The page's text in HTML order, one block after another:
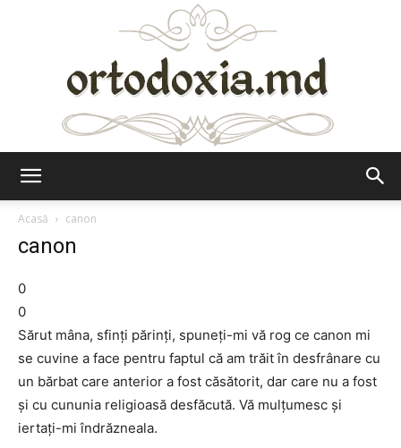
Acasă
canon
canon
0
0
Sărut mâna, sfinţi părinţi, spuneţi-mi vă rog ce canon mi
se cuvine a face pentru faptul că am trăit în desfrânare cu
un bărbat care anterior a fost căsătorit, dar care nu a fost
şi cu cununia religioasă desfăcută. Vă mulţumesc şi
iertaţi-mi îndrăzneala.